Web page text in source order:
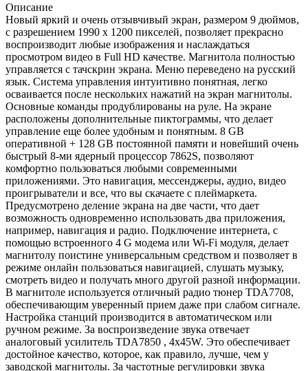
Описание
Новый яркий и очень отзывчивый экран, размером 9 дюймов,
с разрешением 1990 х 1200 пикселей, позволяет прекрасно
воспроизводит любые изображения и наслаждаться
просмотром видео в Full HD качестве. Магнитола полностью
управляется с тачскрин экрана. Меню переведено на русский
язык. Система управления интуитивно понятная, легко
осваивается после нескольких нажатий на экран магнитолы.
Основные команды продублированы на руле. На экране
расположены дополнительные пиктограммы, что делает
управление еще более удобным и понятным. 8 GB
оперативной + 128 GB постоянной памяти и новейший очень
быстрый 8-ми ядерный процессор 7862S, позволяют
комфортно пользоваться любыми современными
приложениями. Это навигация, мессенджеры, аудио, видео
проигрыватели и все, что вы скачаете с плеймаркета.
Предусмотрено деление экрана на две части, что дает
возможность одновременно использовать два приложения,
например, навигация и радио. Подключение интернета, с
помощью встроенного 4 G модема или Wi-Fi модуля, делает
магнитолу поистине универсальным средством и позволяет в
режиме онлайн пользоваться навигацией, слушать музыку,
смотреть видео и получать много другой разной информации.
В магнитоле используется отличный радио тюнер TDA7708,
обеспечивающим уверенный прием даже при слабом сигнале.
Настройка станций производится в автоматическом или
ручном режиме. За воспроизведение звука отвечает
аналоговый усилитель TDA7850 , 4x45W. Это обеспечивает
достойное качество, которое, как правило, лучше, чем у
заводской магнитолы. За частотные регулировки звука